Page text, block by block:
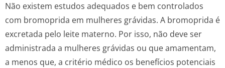
Não existem estudos adequados e bem controlados
com bromoprida em mulheres grávidas. A bromoprida é
excretada pelo leite materno. Por isso, não deve ser
administrada a mulheres grávidas ou que amamentam,
a menos que, a critério médico os benefícios potenciais